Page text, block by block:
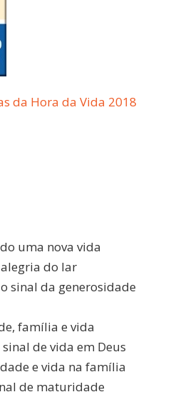
da Hora da Vida 2018
uma nova vida
alegria do lar
sinal da generosidade
família e vida
de vida em Deus
e vida na família
de maturidade